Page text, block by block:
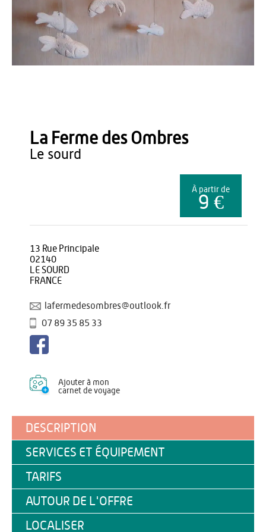
La Ferme des Ombres
le sourd
À partir de
9 €
13 Rue Principale
02140
LE SOURD
FRANCE
lafermedesombres@outlook.fr
07 89 35 85 33
Ajouter à mon
carnet de voyage
DESCRIPTION
SERVICES ET ÉQUIPEMENT
TARIFS
AUTOUR DE L'OFFRE
LOCALISER